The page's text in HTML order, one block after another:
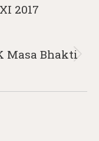
2017
Masa Bhakti